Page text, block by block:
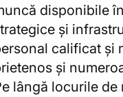
disponibile
și
calificat și
și
lângă locurile